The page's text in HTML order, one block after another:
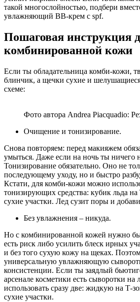
такой многослойностью, подбери
увлажняющий ВВ-крем с spf.
Пошаговая инструкция
комбинированной кожи
Если ты обладательница комби-кожи,
блинчик, а щечки сухие и
схеме:
Фото автора Andrea Piacquadio:
Очищение и тонизирование.
Снова повторяем: перед макияжем
умыться. Даже если на ночь ты ничего
Тонизирование обязательно. Оно не
последующему уходу, но и быстро
Кстати, для комби-кожи можно
тонизирующих средства: кубик льда
сухие участки. Лед сузит поры и
Без увлажнения – никуда.
Но с комбинированной кожей нужно
есть риск либо усилить блеск ирных
и без того сухую кожу на щеках.
универсальную увлажняющую
консистенции. Если ты заядлый
арсенале косметики есть сыворотки
использовать сразу две: жидкую на Т-
сухие участки.